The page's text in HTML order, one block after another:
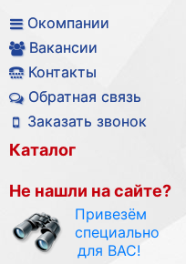
Окомпании
Вакансии
Контакты
Обратная связь
Заказать звонок
Каталог
Не нашли на сайте?
Привезём
специально
для ВАС!